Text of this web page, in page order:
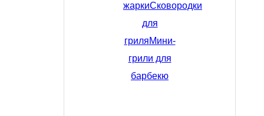
жаркиСковородки
для
гриляМини-
грили для
барбекю